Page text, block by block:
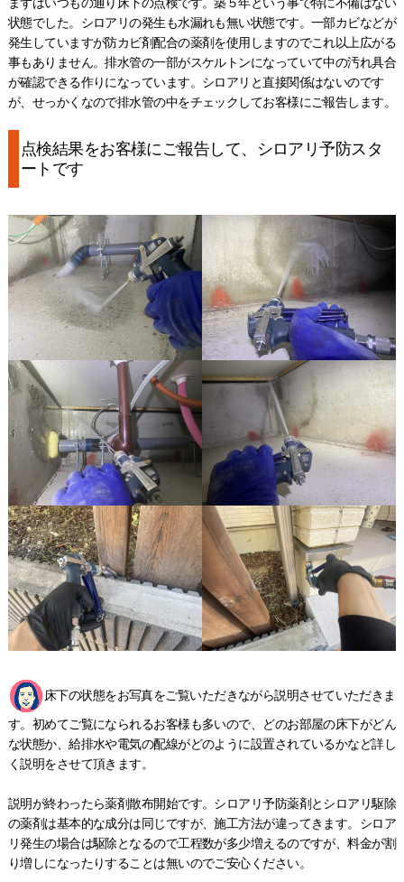
状態でした。シロアリの発生も水漏れも無い状態です。一部カビなどが
発生していますが防カビ剤配合の薬剤を使用しますのでこれ以上広がる
事もありません。排水管の一部がスケルトンになっていて中の汚れ具合
が確認できる作りになっています。シロアリと直接関係はないのです
が、せっかくなので排水管の中をチェックしてお客様にご報告します。
点検結果をお客様にご報告して、シロアリ予防スタ
ートです
床下の状態をお写真をご覧いただきながら説明させていただきま
す。初めてご覧になられるお客様も多いので、どのお部屋の床下がどん
な状態か、給排水や電気の配線がどのように設置されているかなど詳し
く説明をさせて頂きます。
説明が終わったら薬剤散布開始です。シロアリ予防薬剤とシロアリ駆除
の薬剤は基本的な成分は同じですが、施工方法が違ってきます。シロア
リ発生の場合は駆除となるので工程数が多少増えるのですが、料金が割
り増しになったりすることは無いのでご安心ください。